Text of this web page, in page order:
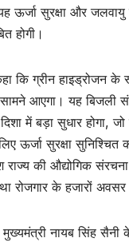
ऊर्जा सुरक्षा और
होगी।
कि ग्रीन हाइड्रोजन के
आएगा। यह बिजली
में बड़ा सुधार होगा, जो
ऊर्जा सुरक्षा सुनिश्चित
राज्य की औद्योगिक
रोजगार के हजारों अवसर
मुख्यमंत्री नायब सिंह सैनी